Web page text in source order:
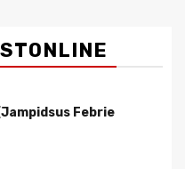
Febrie